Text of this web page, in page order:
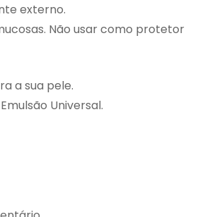
externo.
Não usar como protetor
a sua pele.
Universal.